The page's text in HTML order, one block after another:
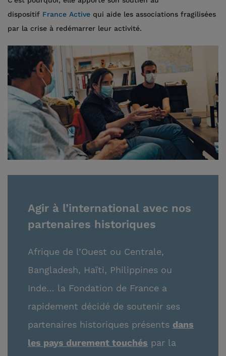
dispositif France Active qui aide les associations fragilisées
par la crise à redémarrer leur activité.
Agir à l’international avec nos
partenaires historiques
Afrique de l’Ouest ou Centrale,
Bangladesh, Haïti, Philippines ou
Inde… la Fondation de France a
rapidement décidé de soutenir ses
partenaires historiques présents dans
les pays durement touchés par la